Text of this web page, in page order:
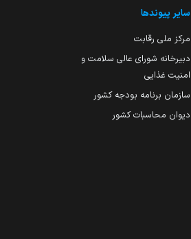
سایر پیوندها
مرکز ملی رقابت
دبیرخانه شورای عالی سلامت و
امنیت غذایی
سازمان برنامه بودجه کشور
دیوان محاسبات کشور